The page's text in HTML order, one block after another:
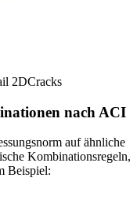
2DCracks
nach ACI
auf ähnliche
Kombinationsregeln,
Beispiel: